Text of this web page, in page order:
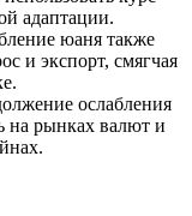
адаптации.
юаня также
и экспорт, смягчая
ослабления
на рынках валют и